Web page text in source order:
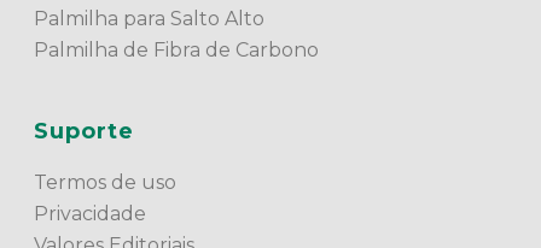
Palmilha para Salto Alto
Palmilha de Fibra de Carbono
Suporte
Termos de uso
Privacidade